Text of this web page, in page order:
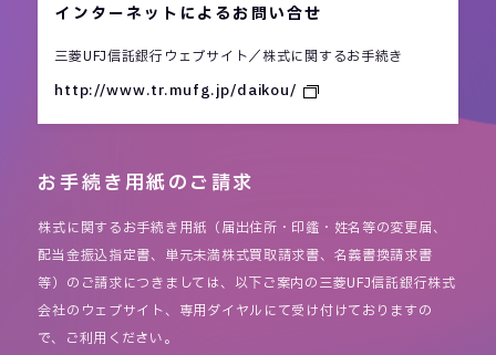
インターネットによるお問い合せ
三菱UFJ信託銀行ウェブサイト／株式に関するお手続き
http://www.tr.mufg.jp/daikou/
お手続き用紙のご請求
株式に関するお手続き用紙（届出住所・印鑑・姓名等の変更届、
配当金振込指定書、単元未満株式買取請求書、名義書換請求書
等）のご請求につきましては、以下ご案内の三菱UFJ信託銀行株式
会社のウェブサイト、専用ダイヤルにて受け付けておりますの
で、ご利用ください。